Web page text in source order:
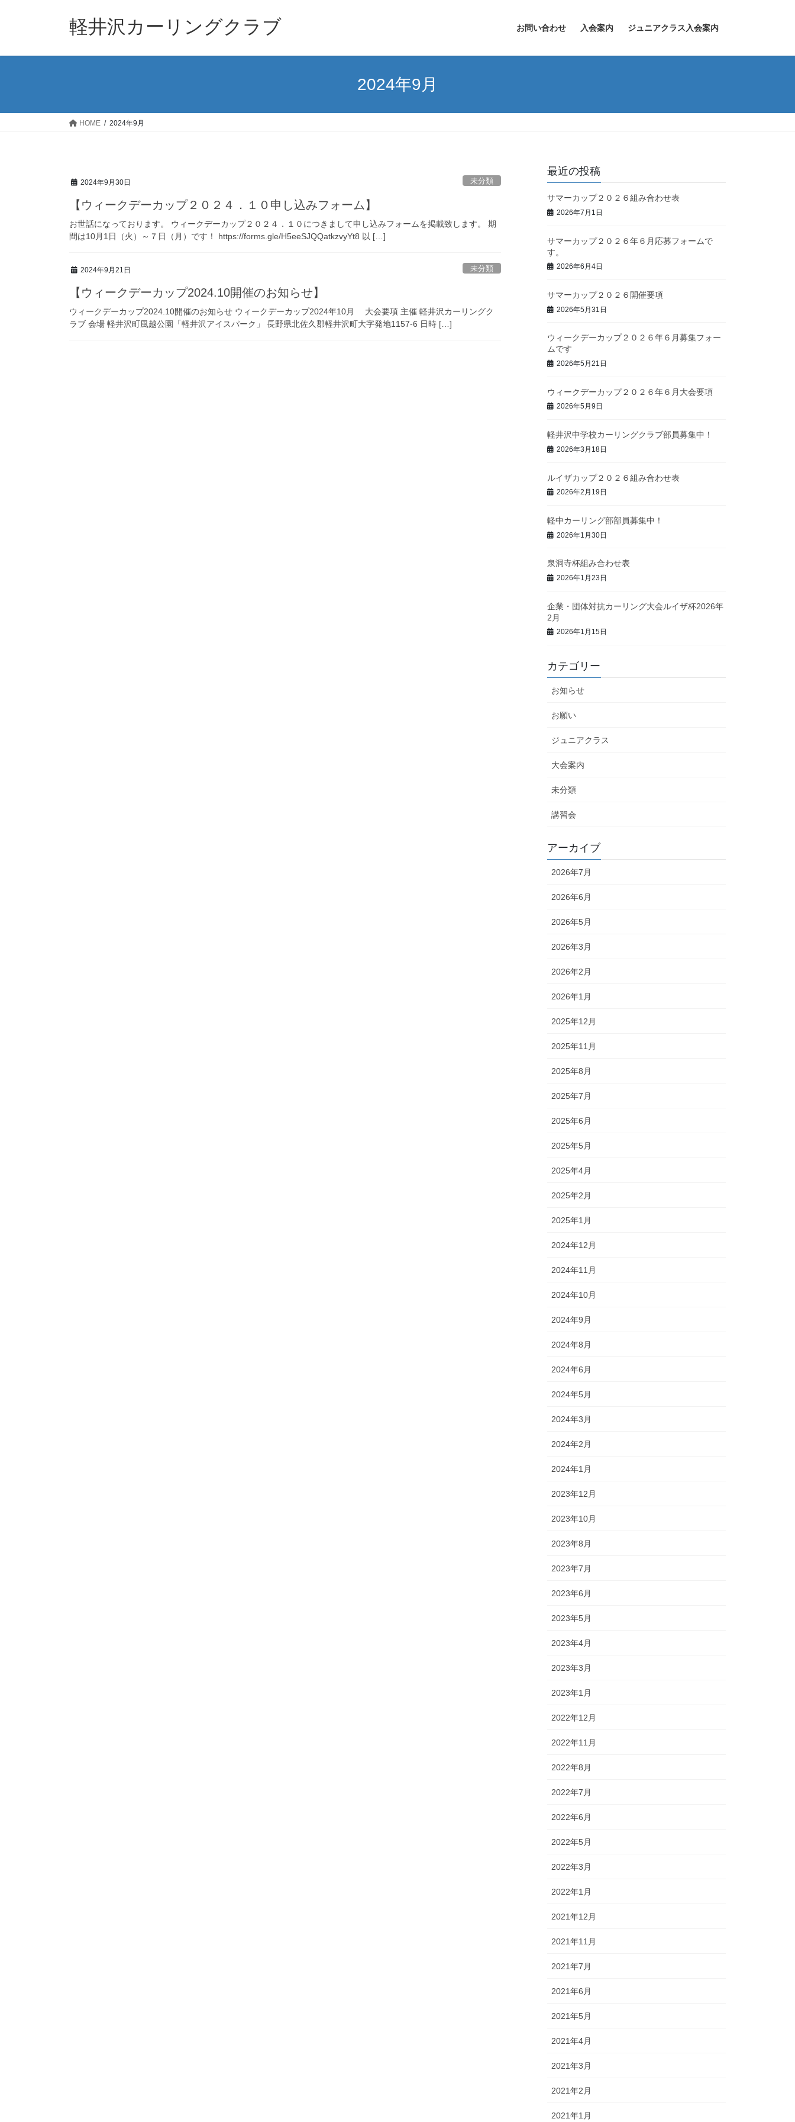
軽井沢カーリングクラブ お問い合わせ 入会案内 ジュニアクラス入会案内
2024年9月
HOME 2024年9月
2024年9月30日 未分類
【ウィークデーカップ２０２４．１０申し込みフォーム】
お世話になっております。 ウィークデーカップ２０２４．１０につきまして申し込みフォームを掲載致します。 期
間は10月1日（火）～７日（月）です！ https://forms.gle/H5eeSJQQatkzvyYt8 以 […]
2024年9月21日 未分類
【ウィークデーカップ2024.10開催のお知らせ】
ウィークデーカップ2024.10開催のお知らせ ウィークデーカップ2024年10月 大会要項 主催 軽井沢カーリングク
ラブ 会場 軽井沢町風越公園「軽井沢アイスパーク」 長野県北佐久郡軽井沢町大字発地1157-6 日時 […]
最近の投稿
サマーカップ２０２６組み合わせ表
2026年7月1日
サマーカップ２０２６年６月応募フォームで
す。
2026年6月4日
サマーカップ２０２６開催要項
2026年5月31日
ウィークデーカップ２０２６年６月募集フォー
ムです
2026年5月21日
ウィークデーカップ２０２６年６月大会要項
2026年5月9日
軽井沢中学校カーリングクラブ部員募集中！
2026年3月18日
ルイザカップ２０２６組み合わせ表
2026年2月19日
軽中カーリング部部員募集中！
2026年1月30日
泉洞寺杯組み合わせ表
2026年1月23日
企業・団体対抗カーリング大会ルイザ杯2026年
2月
2026年1月15日
カテゴリー
お知らせ
お願い
ジュニアクラス
大会案内
未分類
講習会
アーカイブ
2026年7月
2026年6月
2026年5月
2026年3月
2026年2月
2026年1月
2025年12月
2025年11月
2025年8月
2025年7月
2025年6月
2025年5月
2025年4月
2025年2月
2025年1月
2024年12月
2024年11月
2024年10月
2024年9月
2024年8月
2024年6月
2024年5月
2024年3月
2024年2月
2024年1月
2023年12月
2023年10月
2023年8月
2023年7月
2023年6月
2023年5月
2023年4月
2023年3月
2023年1月
2022年12月
2022年11月
2022年8月
2022年7月
2022年6月
2022年5月
2022年3月
2022年1月
2021年12月
2021年11月
2021年7月
2021年6月
2021年5月
2021年4月
2021年3月
2021年2月
2021年1月